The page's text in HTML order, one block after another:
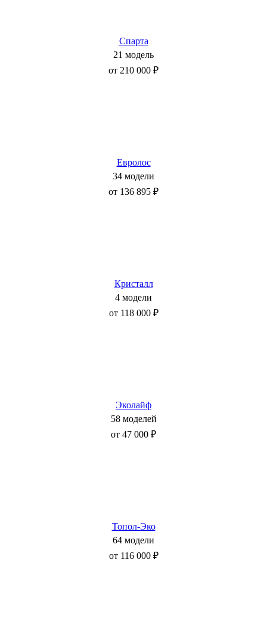
Спарта
21 модель
от 210 000 ₽
Евролос
34 модели
от 136 895 ₽
Кристалл
4 модели
от 118 000 ₽
Эколайф
58 моделей
от 47 000 ₽
Топол-Эко
64 модели
от 116 000 ₽